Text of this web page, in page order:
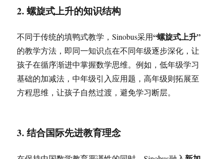
2. 螺旋式上升的知识结构
不同于传统的填鸭式教学，Sinobus采用“螺旋式上升”
的教学方法，即同一知识点在不同年级逐步深化，让
孩子在循序渐进中掌握数学思维。例如，低年级学习
基础的加减法，中年级引入应用题，高年级则拓展至
方程思维，让孩子自然过渡，避免学习断层。
3. 结合国际先进教育理念